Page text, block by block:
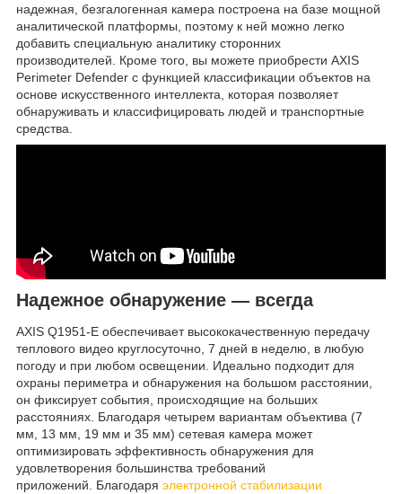
надежная, безгалогенная камера построена на базе мощной
аналитической платформы, поэтому к ней можно легко
добавить специальную аналитику сторонних
производителей. Кроме того, вы можете приобрести AXIS
Perimeter Defender с функцией классификации объектов на
основе искусственного интеллекта, которая позволяет
обнаруживать и классифицировать людей и транспортные
средства.
Надежное обнаружение — всегда
AXIS Q1951-E обеспечивает высококачественную передачу
теплового видео круглосуточно, 7 дней в неделю, в любую
погоду и при любом освещении. Идеально подходит для
охраны периметра и обнаружения на большом расстоянии,
он фиксирует события, происходящие на больших
расстояниях. Благодаря четырем вариантам объектива (7
мм, 13 мм, 19 мм и 35 мм) сетевая камера может
оптимизировать эффективность обнаружения для
удовлетворения большинства требований
приложений. Благодаря электронной стабилизации